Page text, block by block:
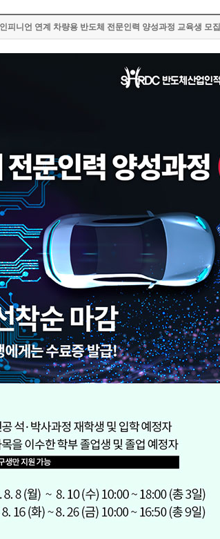
피니언 연계 차량용 반도체 전문인력 양성과정 교육생 모집